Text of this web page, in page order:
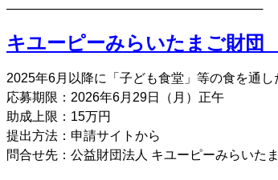
─────────────────────────────
キユーピーみらいたまご財
2025年6月以降に「子ども食堂」等の食を通
応募期限：2026年6月29日（月）正午
助成上限：15万円
提出方法：申請サイトから
問合せ先：公益財団法人 キユーピーみらいた